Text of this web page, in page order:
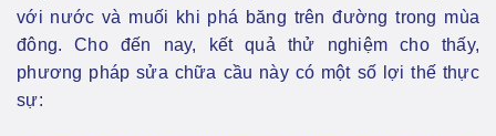
với nước và muối khi phá băng trên đường trong mùa
đông. Cho đến nay, kết quả thử nghiệm cho thấy,
phương pháp sửa chữa cầu này có một số lợi thế thực
sự: